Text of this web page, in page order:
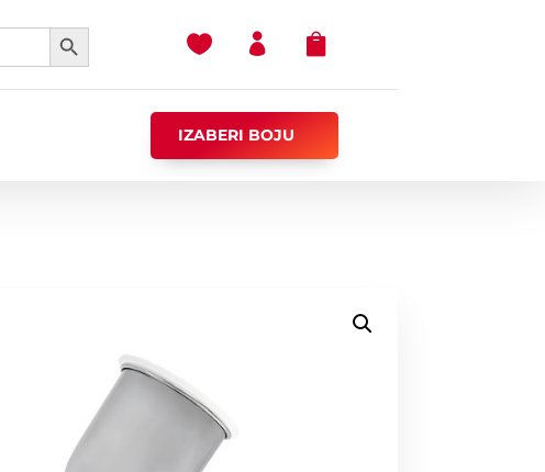
Search Button
  
IZABERI BOJU